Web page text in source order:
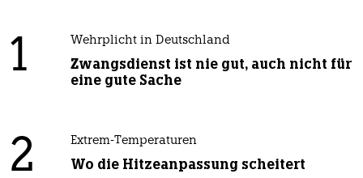
1 Wehrplicht in Deutschland
Zwangsdienst ist nie gut, auch nicht für
eine gute Sache
2 Extrem-Temperaturen
Wo die Hitzeanpassung scheitert